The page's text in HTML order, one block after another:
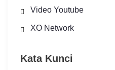
Video Youtube
XO Network
Kata Kunci